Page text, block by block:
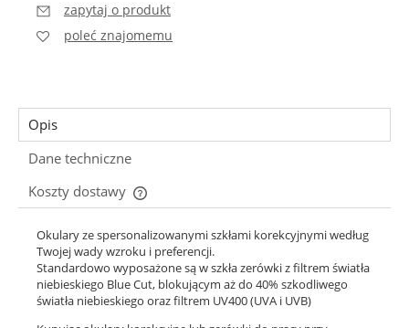
zapytaj o produkt
poleć znajomemu
Opis
Dane techniczne
Koszty dostawy
Cena nie zawiera ewentualnych kosztów płatności
Okulary ze spersonalizowanymi szkłami korekcyjnymi według
Twojej wady wzroku i preferencji.
Standardowo wyposażone są w szkła zerówki z filtrem światła
niebieskiego Blue Cut, blokującym aż do 40% szkodliwego
światła niebieskiego oraz filtrem UV400 (UVA i UVB)